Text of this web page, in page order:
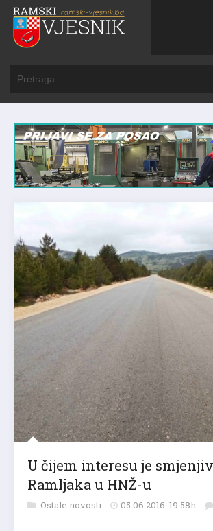
U čijem interesu je
Ramljaka u HNŽ-u
Ostale novosti 05.06.2016. 19:58h